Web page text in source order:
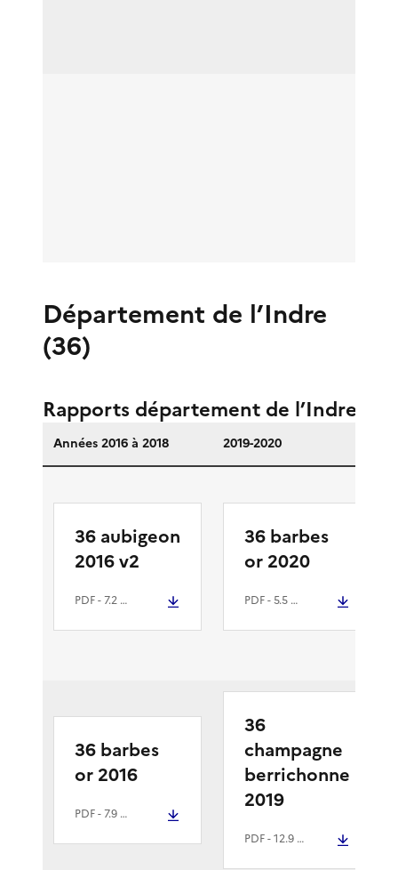
Département de l’Indre
(36)
Rapports département de l’Indre
Années 2016 à 2018 2019-2020
36 aubigeon
2016 v2
PDF- 7.2 Mio
36 barbes
or 2020
PDF- 5.5 Mio
36 barbes
or 2016
PDF- 7.9 Mio
36
champagne
berrichonne
2019
PDF- 12.9 Mio